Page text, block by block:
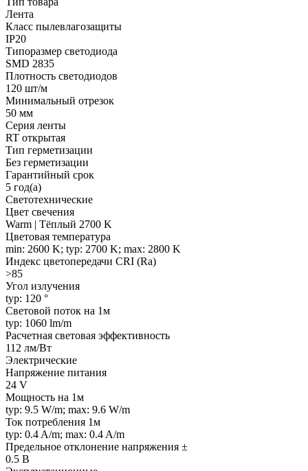
Лента
Класс пылевлагозащиты
IP20
Типоразмер светодиода
SMD 2835
Плотность светодиодов
120 шт/м
Минимальный отрезок
50 мм
Серия ленты
RT открытая
Тип герметизации
Без герметизации
Гарантийный срок
5 год(а)
Светотехнические
Цвет свечения
Warm | Тёплый 2700 K
Цветовая температура
min: 2600 K; typ: 2700 K; max: 2800 K
Индекс цветопередачи CRI (Ra)
>85
Угол излучения
typ: 120 °
Световой поток на 1м
typ: 1060 lm/m
Расчетная световая эффективность
112 лм/Вт
Электрические
Напряжение питания
24 V
Мощность на 1м
typ: 9.5 W/m; max: 9.6 W/m
Ток потребления 1м
typ: 0.4 A/m; max: 0.4 A/m
Предельное отклонение напряжения ±
0.5 В